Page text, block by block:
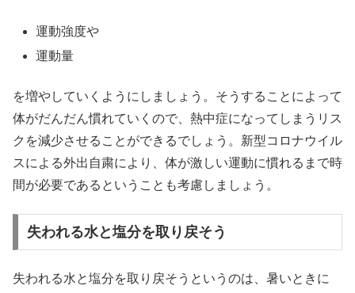
運動強度や
運動量
を増やしていくようにしましょう。そうすることによって
体がだんだん慣れていくので、熱中症になってしまうリス
クを減少させることができるでしょう。新型コロナウイル
スによる外出自粛により、体が激しい運動に慣れるまで時
間が必要であるということも考慮しましょう。
失われる水と塩分を取り戻そう
失われる水と塩分を取り戻そうというのは、暑いときに